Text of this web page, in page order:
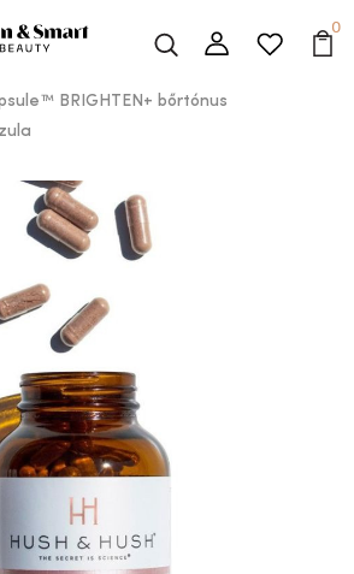
0
BRIGHTEN+ bőrtónus